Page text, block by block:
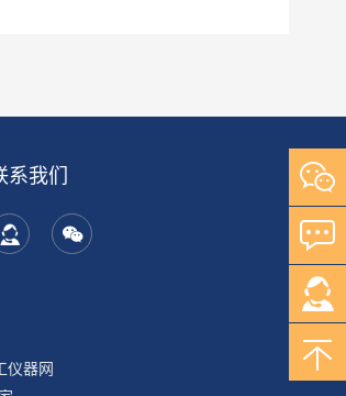
系我们
仪器网